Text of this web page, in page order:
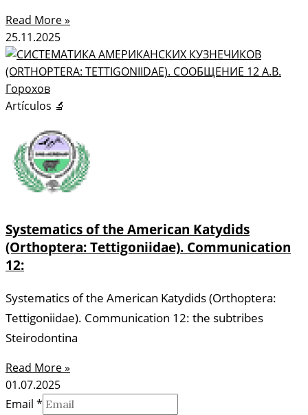
Read More »
25.11.2025
Artículos 🔬
Systematics of the American Katydids
(Orthoptera: Tettigoniidae). Communication
12:
Systematics of the American Katydids (Orthoptera:
Tettigoniidae). Communication 12: the subtribes
Steirodontina
Read More »
01.07.2025
Email *